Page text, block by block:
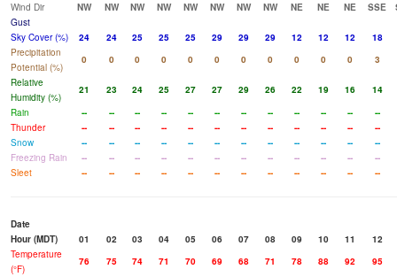
Wind Dir
NW NW NW NW NW NW NW NW NE NE NE SSE
Gust
Sky Cover (%)
24 24 25 25 25 29 29 29 12 12 12
18
Precipitation
Potential (%)
0 0 0 0 0 0 0 0 0 0 0
3
Relative
Humidity (%)
21 23 24 25 27 27 29 26 22 19 16
14
Rain
-- -- -- -- -- -- -- -- -- -- --
--
Thunder
-- -- -- -- -- -- -- -- -- -- --
--
Snow
-- -- -- -- -- -- -- -- -- -- --
--
Freezing Rain
-- -- -- -- -- -- -- -- -- -- --
--
Sleet
-- -- -- -- -- -- -- -- -- -- -- --
Date
Hour (MDT)
01 02 03 04 05 06 07 08 09 10 11
12
Temperature
(°F)
76 75 74 71 70 69 68 71 78 88 92
95